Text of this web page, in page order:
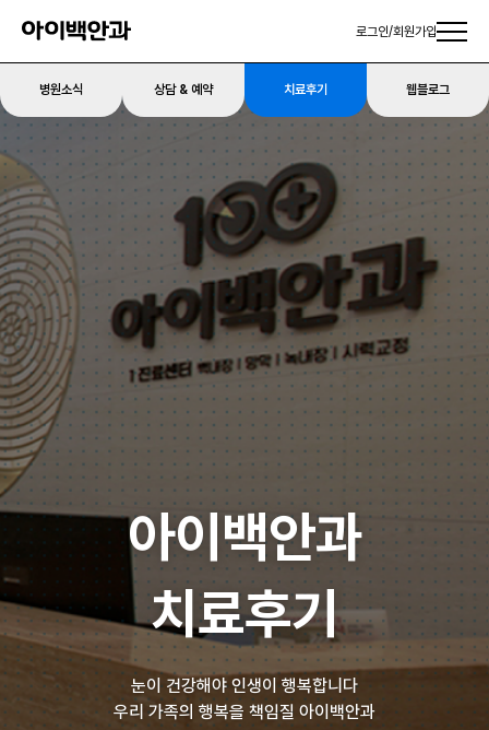
로그인/회원가입
아이백안과
치료후기
눈이 건강해야 인생이 행복합니다
우리 가족의 행복을 책임질 아이백안과
병원소식 상담 & 예약 치료후기 웹블로그